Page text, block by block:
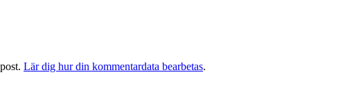
Lär dig hur din kommentardata bearbetas.